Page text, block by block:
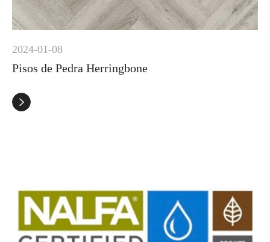
2024-01-08
Pisos de Pedra Herringbone
